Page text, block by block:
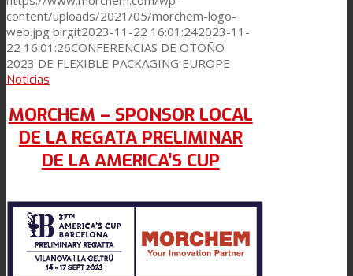
content/uploads/2021/05/morchem-logo-
web.jpg birgit2023-11-22 16:01:242023-11-
22 16:01:26CONFERENCIAS DE OTOÑO
2023 DE FLEXIBLE PACKAGING EUROPE
Noticias
MORCHEM – SPONSOR LOCAL
DE LA REGATA PRELIMINAR
DE LA AMERICA’S CUP